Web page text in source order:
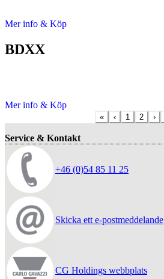
Mer info & Köp
BDXX
Mer info & Köp
« ‹ 1 2 ›
Service & Kontakt
+46 (0)54 85 11 25
Skicka ett e-postmeddelande
CG Holdings webbplats